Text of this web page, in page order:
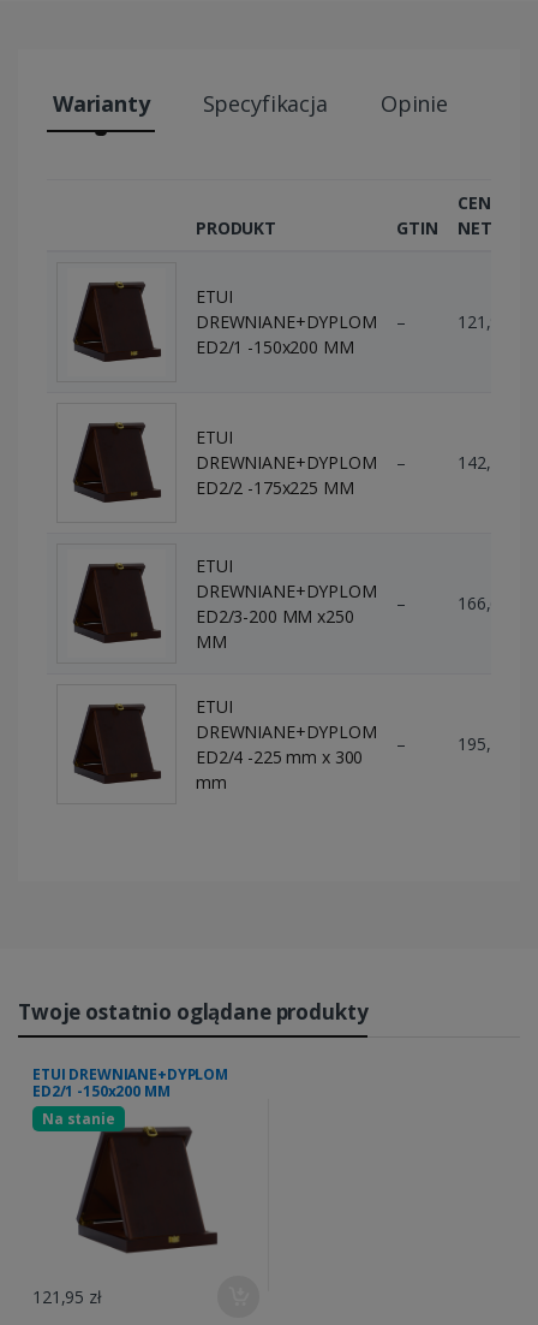
Warianty Specyfikacja Opinie
PRODUKT GTIN
CENA
NETTO
ETUI
DREWNIANE+DYPLOM
ED2/1 -150x200 MM
– 121,95 zł
ETUI
DREWNIANE+DYPLOM
ED2/2 -175x225 MM
– 142,28 zł
ETUI
DREWNIANE+DYPLOM
ED2/3-200 MM x250
MM
– 166,67 zł
ETUI
DREWNIANE+DYPLOM
ED2/4 -225 mm x 300
mm
– 195,12 zł
Twoje ostatnio oglądane produkty
ETUI DREWNIANE+DYPLOM
ED2/1 -150x200 MM
Na stanie
121,95 zł